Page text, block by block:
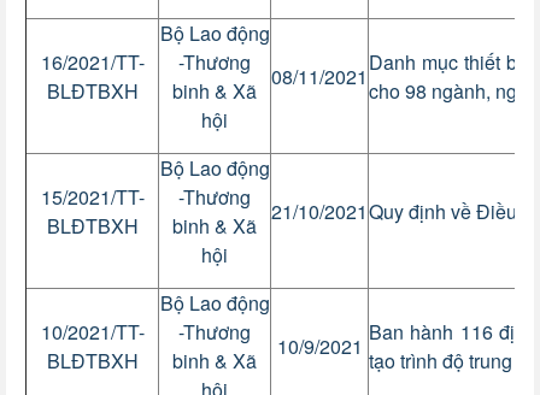
16/2021/TT-
BLĐTBXH
Bộ Lao động
-Thương
binh & Xã
hội
08/11/2021
Danh mục thiết bị
cho 98 ngành, nghề
15/2021/TT-
BLĐTBXH
Bộ Lao động
-Thương
binh & Xã
hội
21/10/2021Quy định về Điều
10/2021/TT-
BLĐTBXH
Bộ Lao động
-Thương
binh & Xã
hội
10/9/2021
Ban hành 116
tạo trình độ trung